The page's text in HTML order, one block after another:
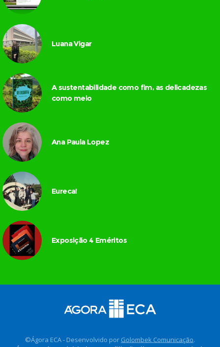
Luana Vigar
A sustentabilidade como fim, as delicadezas
como meio
Ana Paula Lopez
Eureca!
Exposição 4 Eméritos
©Ágora ECA - Desenvolvido por Golombek Comunicação.